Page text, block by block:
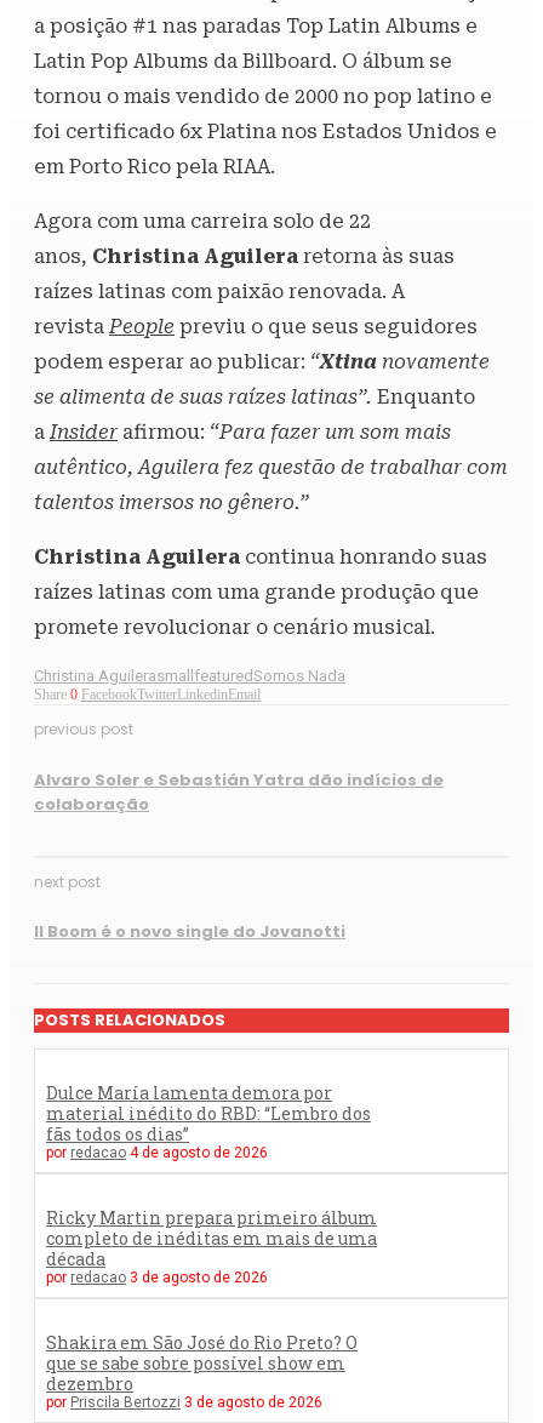
a posição #1 nas paradas Top Latin Albums e
Latin Pop Albums da Billboard. O álbum se
tornou o mais vendido de 2000 no pop latino e
foi certificado 6x Platina nos Estados Unidos e
em Porto Rico pela RIAA.
Agora com uma carreira solo de 22
anos, Christina Aguilera retorna às suas
raízes latinas com paixão renovada. A
revistaPeople previu o que seus seguidores
podem esperar ao publicar: “Xtina novamente
se alimenta de suas raízes latinas”. Enquanto
aInsider afirmou: “Para fazer um som mais
autêntico, Aguilera fez questão de trabalhar com
talentos imersos no gênero.”
Christina Aguilera continua honrando suas
raízes latinas com uma grande produção que
promete revolucionar o cenário musical.
Christina AguilerasmallfeaturedSomos Nada
Share 0 FacebookTwitter Linkedin Email
previous post
Alvaro Soler e Sebastián Yatra dão indícios de
colaboração
next post
Il Boom é o novo single do Jovanotti
POSTS RELACIONADOS
Dulce María lamenta demora por
material inédito do RBD: “Lembro dos
fãs todos os dias”
por redacao 4 de agosto de 2026
Ricky Martin prepara primeiro álbum
completo de inéditas em mais de uma
década
por redacao 3 de agosto de 2026
Shakira em São José do Rio Preto? O
que se sabe sobre possível show em
dezembro
por Priscila Bertozzi 3 de agosto de 2026